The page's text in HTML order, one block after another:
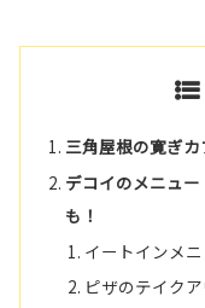
三角屋根の寛ぎ
デコイのメニュ
も！
イートインメ
ピザのテイク